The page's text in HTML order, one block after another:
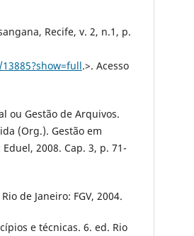
Recife, v. 2, n.1, p.
.>. Acesso
ou Gestão de Arquivos.
(Org.). Gestão em
2008. Cap. 3, p. 71-
de Janeiro: FGV, 2004.
e técnicas. 6. ed. Rio